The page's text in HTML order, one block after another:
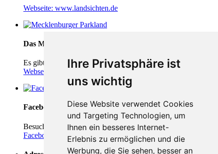
Ihre Privatsphäre ist
uns wichtig
Diese Website verwendet Cookies
und Targeting Technologien, um
Ihnen ein besseres Internet-
Erlebnis zu ermöglichen und die
Werbung, die Sie sehen, besser an
Webseite: www.landsichten.de
Das Mecklenburger Parkland
Es gibt viel zu entdecken!
Webseite: www.plmv.de
Facebook
Besuchen Sie uns auch auf Facebook!
Facebook: Ferien am Schloss